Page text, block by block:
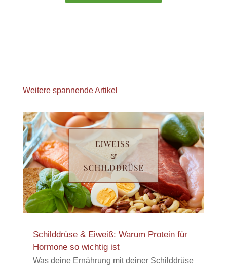
Weitere spannende Artikel
Schilddrüse & Eiweiß: Warum Protein für
Hormone so wichtig ist
Was deine Ernährung mit deiner Schilddrüse